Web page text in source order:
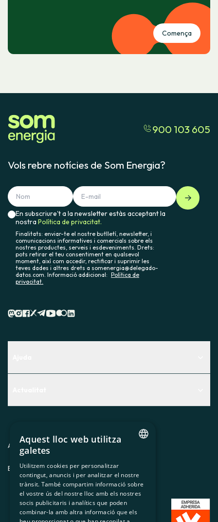
Comença
900 103 605
Vols rebre notícies de Som Energia?
En subscriure't a la newsletter estàs acceptant la
nostraPolítica de privacitat.
Finalitats: enviar-te el nostre butlletí, newsletter, i
comunicacions informatives i comercials sobre els
nostres productes, serveis i esdeveniments. Drets:
pots retirar el teu consentiment en qualsevol
moment, així com accedir, rectificar i suprimir les
teves dades i altres drets a somenergia@delegado-
datos.com. Informació addicional: Política de
privacitat.
Premsa
Treballa amb nosaltres
Avis legal Política de privacitatPolítica de cookies
ES CAGLEU
SPANISH
GL
BASQUE
Aquest lloc web utilitza
galetes
Utilitzem cookies per personalitzar
contingut, anuncis i per analitzar el nostre
trànsit. També compartim informació sobre
el vostre ús del nostre lloc amb els nostres
socis publicitaris i analítics que poden
combinar-la amb altra informació que els